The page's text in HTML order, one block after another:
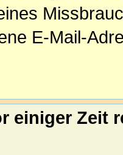
E-Mail-
einiger Zeit